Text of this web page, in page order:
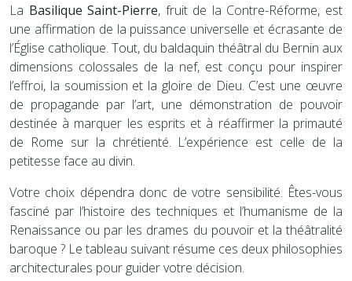
La Basilique Saint-Pierre, fruit de la Contre-Réforme, est
une affirmation de la puissance universelle et écrasante de
l’Église catholique. Tout, du baldaquin théâtral du Bernin aux
dimensions colossales de la nef, est conçu pour inspirer
l’effroi, la soumission et la gloire de Dieu. C’est une œuvre
de propagande par l’art, une démonstration de pouvoir
destinée à marquer les esprits et à réaffirmer la primauté
de Rome sur la chrétienté. L’expérience est celle de la
petitesse face au divin.
Votre choix dépendra donc de votre sensibilité. Êtes-vous
fasciné par l’histoire des techniques et l’humanisme de la
Renaissance ou par les drames du pouvoir et la théâtralité
baroque ? Le tableau suivant résume ces deux philosophies
architecturales pour guider votre décision.